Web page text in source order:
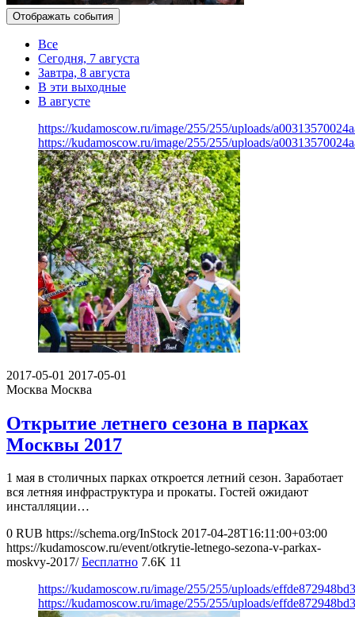
Отображать события
Все
Сегодня, 7 августа
Завтра, 8 августа
В эти выходные
В августе
https://kudamoscow.ru/image/255/255/uploads/
https://kudamoscow.ru/image/255/255/uploads/
2017-05-01 2017-05-01
Москва Москва
Открытие летнего сезона в парках
Москвы 2017
1 мая в столичных парках откроется летний сезон. Заработает
вся летняя инфраструктура и прокаты. Гостей ожидают
инсталляции…
0 RUB https://schema.org/InStock 2017-04-28T16:11:00+03:00
https://kudamoscow.ru/event/otkrytie-letnego-sezona-v-parkax-
moskvy-2017/ Бесплатно 7.6K 11
https://kudamoscow.ru/image/255/255/uploads/
https://kudamoscow.ru/image/255/255/uploads/